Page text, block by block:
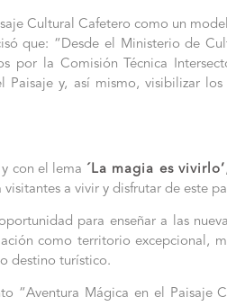
Cultural Cafetero como un
que: “Desde el Ministerio de
por la Comisión Técnica
y, así mismo, visibilizar
con el lema ´La magia es vivirlo’
a vivir y disfrutar de este
para enseñar a las
como territorio excepcional,
destino turístico.
“Aventura Mágica en el Paisaje